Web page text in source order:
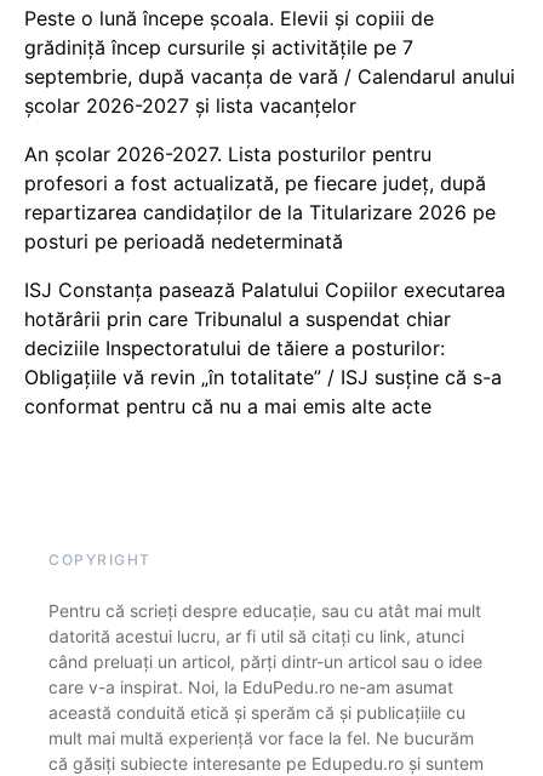
Peste o lună începe școala. Elevii și copiii de
grădiniță încep cursurile și activitățile pe 7
septembrie, după vacanța de vară / Calendarul anului
școlar 2026-2027 și lista vacanțelor
An școlar 2026-2027. Lista posturilor pentru
profesori a fost actualizată, pe fiecare județ, după
repartizarea candidaților de la Titularizare 2026 pe
posturi pe perioadă nedeterminată
ISJ Constanța pasează Palatului Copiilor executarea
hotărârii prin care Tribunalul a suspendat chiar
deciziile Inspectoratului de tăiere a posturilor:
Obligațiile vă revin „în totalitate” / ISJ susține că s-a
conformat pentru că nu a mai emis alte acte
COPYRIGHT
Pentru că scrieți despre educație, sau cu atât mai mult
datorită acestui lucru, ar fi util să citați cu link, atunci
când preluați un articol, părți dintr-un articol sau o idee
care v-a inspirat. Noi, la EduPedu.ro ne-am asumat
această conduită etică și sperăm că și publicațiile cu
mult mai multă experiență vor face la fel. Ne bucurăm
că găsiți subiecte interesante pe Edupedu.ro și suntem